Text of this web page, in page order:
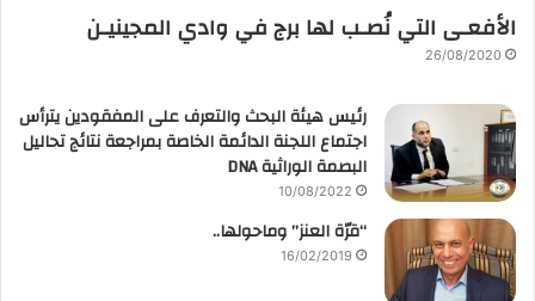
الأفعـى التي نُصـب لها برج في وادي المجينيـن
26/08/2020
رئيس هيئة البحث والتعرف على المفقودين يترأس
اجتماع اللجنة الدائمة الخاصة بمراجعة نتائج تحاليل
البصمة الوراثية DNA
10/08/2022
“قرّة العنز” وماحولها..
16/02/2019